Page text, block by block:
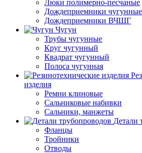
Люки полимерно-песчаные
Дождеприемники чугунные
Дождеприемники ВЧШГ
Чугун
Трубы чугунные
Круг чугунный
Квадрат чугунный
Полоса чугунная
изделия
Ремни клиновые
Сальниковые набивки
Сальники, манжеты
Детали
Фланцы
Тройники
Отводы